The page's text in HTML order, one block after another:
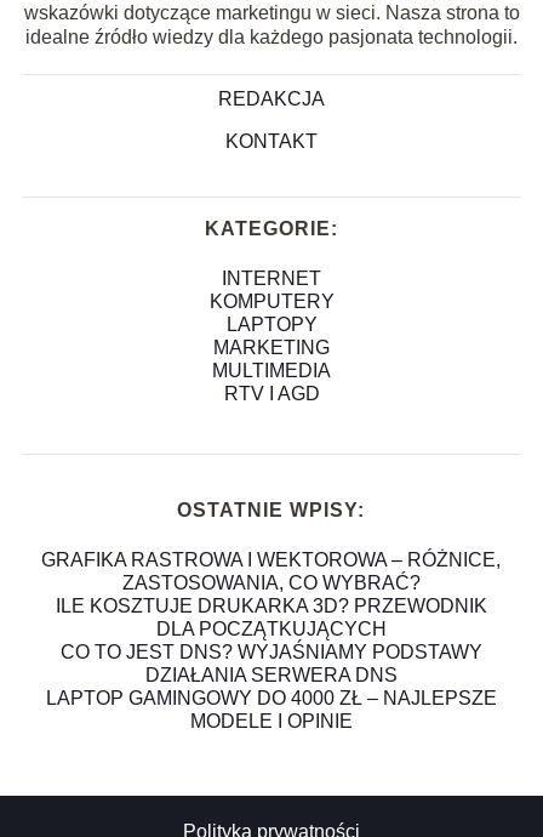
wskazówki dotyczące marketingu w sieci. Nasza strona to
idealne źródło wiedzy dla każdego pasjonata technologii.
REDAKCJA
KONTAKT
KATEGORIE:
INTERNET
KOMPUTERY
LAPTOPY
MARKETING
MULTIMEDIA
RTV I AGD
OSTATNIE WPISY:
GRAFIKA RASTROWA I WEKTOROWA – RÓŻNICE,
ZASTOSOWANIA, CO WYBRAĆ?
ILE KOSZTUJE DRUKARKA 3D? PRZEWODNIK
DLA POCZĄTKUJĄCYCH
CO TO JEST DNS? WYJAŚNIAMY PODSTAWY
DZIAŁANIA SERWERA DNS
LAPTOP GAMINGOWY DO 4000 ZŁ – NAJLEPSZE
MODELE I OPINIE
Polityka prywatności